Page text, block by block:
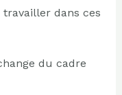
travailler dans ces
du cadre